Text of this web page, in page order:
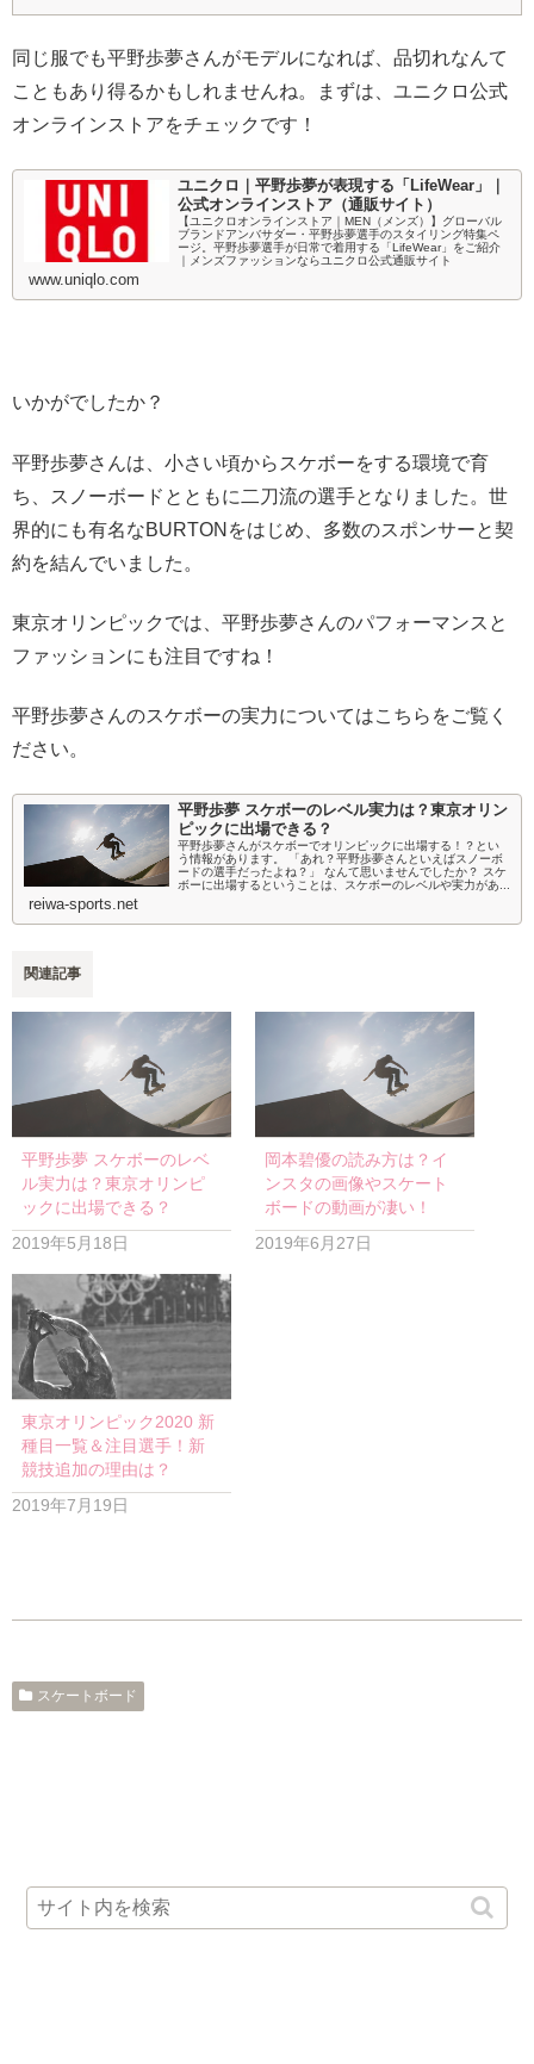
同じ服でも平野歩夢さんがモデルになれば、品切れなんて
こともあり得るかもしれませんね。まずは、ユニクロ公式
オンラインストアをチェックです！
ユニクロ｜平野歩夢が表現する「LifeWear」｜
公式オンラインストア（通販サイト）
【ユニクロオンラインストア｜MEN（メンズ）】グローバル
ブランドアンバサダー・平野歩夢選手のスタイリング特集ペ
ージ。平野歩夢選手が日常で着用する「LifeWear」をご紹介
｜メンズファッションならユニクロ公式通販サイト
www.uniqlo.com
いかがでしたか？
平野歩夢さんは、小さい頃からスケボーをする環境で育
ち、スノーボードとともに二刀流の選手となりました。世
界的にも有名なBURTONをはじめ、多数のスポンサーと契
約を結んでいました。
東京オリンピックでは、平野歩夢さんのパフォーマンスと
ファッションにも注目ですね！
平野歩夢さんのスケボーの実力についてはこちらをご覧く
ださい。
平野歩夢 スケボーのレベル実力は？東京オリン
ピックに出場できる？
平野歩夢さんがスケボーでオリンピックに出場する！？とい
う情報があります。 「あれ？平野歩夢さんといえばスノーボ
ードの選手だったよね？」 なんて思いませんでしたか？ スケ
ボーに出場するということは、スケボーのレベルや実力があ...
reiwa-sports.net
関連記事
平野歩夢 スケボーのレベ
ル実力は？東京オリンピ
ックに出場できる？
2019年5月18日
岡本碧優の読み方は？イ
ンスタの画像やスケート
ボードの動画が凄い！
2019年6月27日
東京オリンピック2020 新
種目一覧＆注目選手！新
競技追加の理由は？
2019年7月19日
スケートボード